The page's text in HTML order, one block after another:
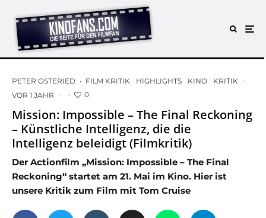
PETER OSTERIED · FILM KRITIK HIGHLIGHTS KINO KRITIK ·
VOR 1 JAHR · · 0
Mission: Impossible – The Final Reckoning
– Künstliche Intelligenz, die die
Intelligenz beleidigt (Filmkritik)
Der Actionfilm „Mission: Impossible – The Final
Reckoning“ startet am 21. Mai im Kino. Hier ist
unsere Kritik zum Film mit Tom Cruise